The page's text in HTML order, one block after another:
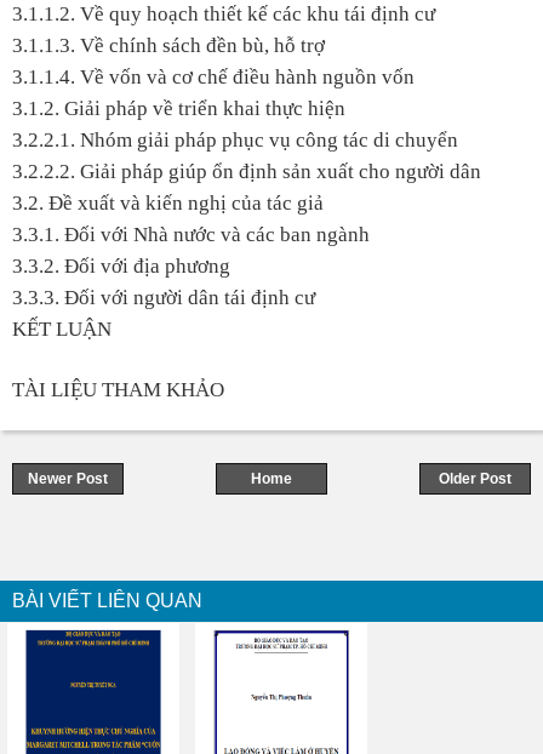
3.1.1.2. Về quy hoạch thiết kế các khu tái định cư
3.1.1.3. Về chính sách đền bù, hỗ trợ
3.1.1.4. Về vốn và cơ chế điều hành nguồn vốn
3.1.2. Giải pháp về triển khai thực hiện
3.2.2.1. Nhóm giải pháp phục vụ công tác di chuyển
3.2.2.2. Giải pháp giúp ổn định sản xuất cho người dân
3.2. Đề xuất và kiến nghị của tác giả
3.3.1. Đối với Nhà nước và các ban ngành
3.3.2. Đối với địa phương
3.3.3. Đối với người dân tái định cư
KẾT LUẬN
TÀI LIỆU THAM KHẢO
Newer Post Older Post
Home
BÀI VIẾT LIÊN QUAN